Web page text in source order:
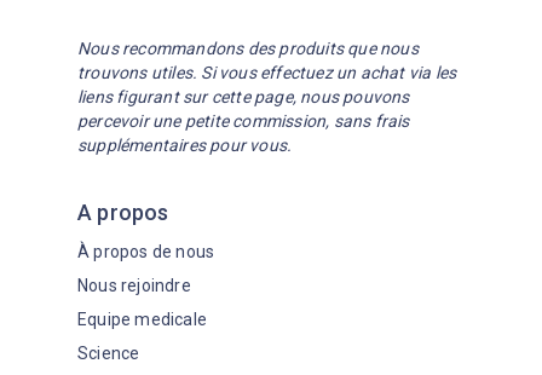
A propos
Nous recommandons des produits que nous
trouvons utiles. Si vous effectuez un achat via les
liens figurant sur cette page, nous pouvons
percevoir une petite commission, sans frais
supplémentaires pour vous.
Nous rejoindre
Equipe medicale
Science
À propos de nous